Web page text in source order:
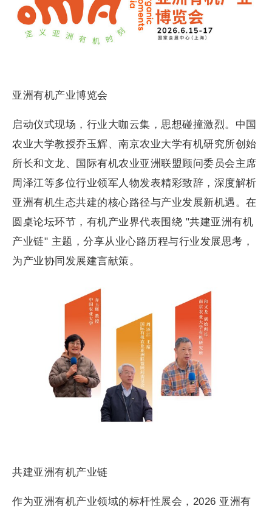
亚洲有机产业博览会
启动仪式现场，行业大咖云集，思想碰撞激烈。中国
农业大学教授乔玉辉、南京农业大学有机研究所创始
所长和文龙、国际有机农业亚洲联盟顾问委员会主席
周泽江等多位行业领军人物发表精彩致辞，深度解析
亚洲有机生态共建的核心路径与产业发展新机遇。在
圆桌论坛环节，有机产业界代表围绕 "共建亚洲有机
产业链" 主题，分享从业心路历程与行业发展思考，
为产业协同发展建言献策。
共建亚洲有机产业链
作为亚洲有机产业领域的标杆性展会，2026 亚洲有